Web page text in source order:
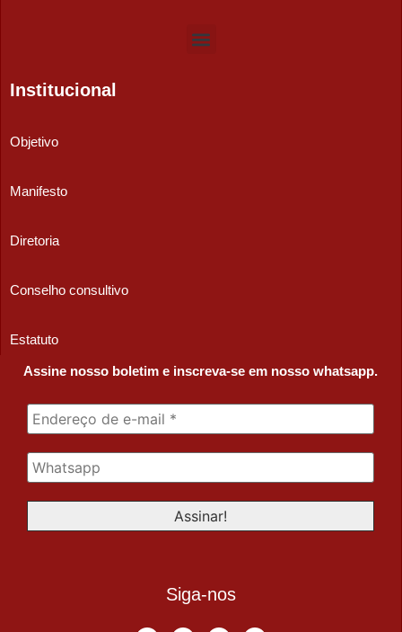
Institucional
Objetivo
Manifesto
Diretoria
Conselho consultivo
Estatuto
Assine nosso boletim e inscreva-se em nosso whatsapp.
Siga-nos